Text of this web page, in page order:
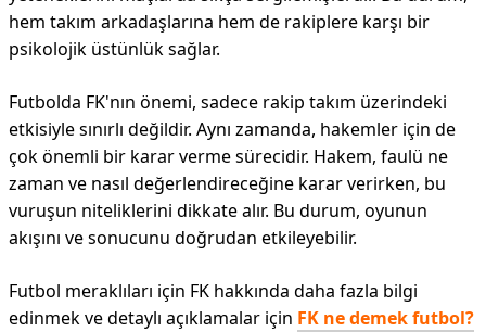
hem takım arkadaşlarına hem de rakiplere karşı bir
psikolojik üstünlük sağlar.
Futbolda FK'nın önemi, sadece rakip takım üzerindeki
etkisiyle sınırlı değildir. Aynı zamanda, hakemler için de
çok önemli bir karar verme sürecidir. Hakem, faulü ne
zaman ve nasıl değerlendireceğine karar verirken, bu
vuruşun niteliklerini dikkate alır. Bu durum, oyunun
akışını ve sonucunu doğrudan etkileyebilir.
Futbol meraklıları için FK hakkında daha fazla bilgi
edinmek ve detaylı açıklamalar için FK ne demek futbol?